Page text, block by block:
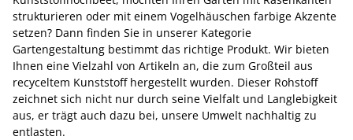
strukturieren oder mit einem Vogelhäuschen farbige Akzente
setzen? Dann finden Sie in unserer Kategorie
Gartengestaltung bestimmt das richtige Produkt. Wir bieten
Ihnen eine Vielzahl von Artikeln an, die zum Großteil aus
recyceltem Kunststoff hergestellt wurden. Dieser Rohstoff
zeichnet sich nicht nur durch seine Vielfalt und Langlebigkeit
aus, er trägt auch dazu bei, unsere Umwelt nachhaltig zu
entlasten.